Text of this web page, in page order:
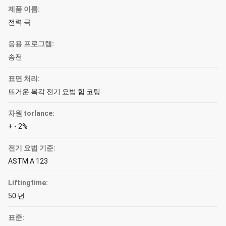
제품 이름:
전력 극
응용 프로그램:
송전
표면 처리:
뜨거운 복각 전기 요법 힘 코팅
차원 torlance:
+ - 2%
전기 요법 기준:
ASTM A 123
Liftingtime:
50 년
표준: